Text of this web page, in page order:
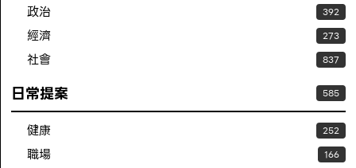
政治 392
經濟 273
社會 837
日常提案 585
健康 252
職場 166